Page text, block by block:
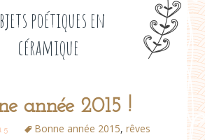
poétiques en
céramique
année 2015 !
Bonne année 2015, rêves